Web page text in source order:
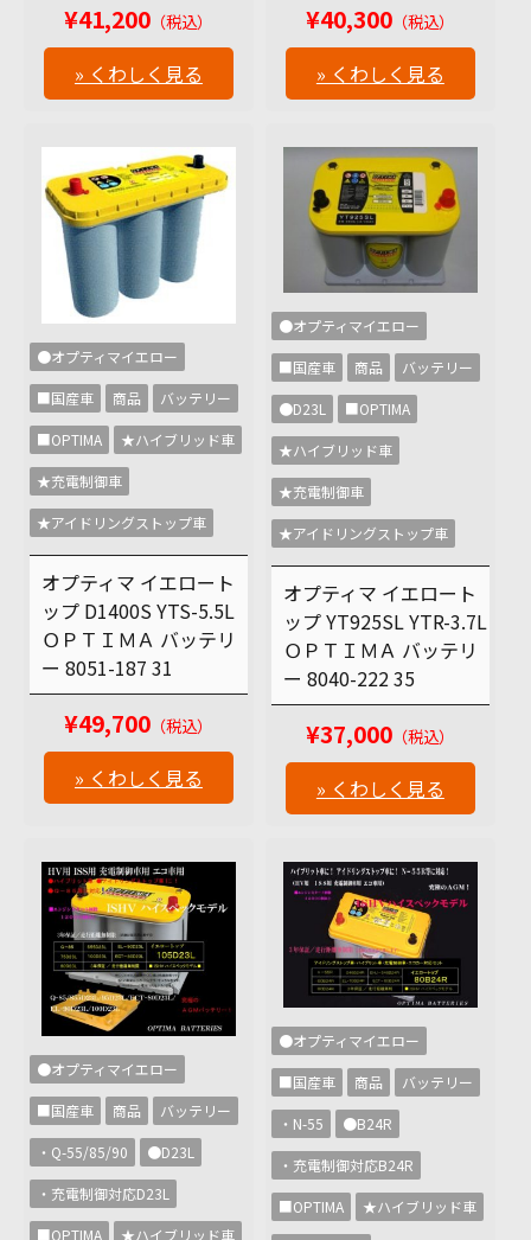
¥41,200 （税込）
» くわしく見る
¥40,300 （税込）
» くわしく見る
●オプティマイエロー
■国産車 商品 バッテリー
■OPTIMA ★ハイブリッド車
★充電制御車
★アイドリングストップ車
オプティマ イエロート
ップ D1400S YTS-5.5L
ＯＰＴＩＭＡ バッテリ
ー 8051-187 31
¥49,700 （税込）
» くわしく見る
●オプティマイエロー
■国産車 商品 バッテリー
●D23L ■OPTIMA
★ハイブリッド車
★充電制御車
★アイドリングストップ車
オプティマ イエロート
ップ YT925SL YTR-3.7L
ＯＰＴＩＭＡ バッテリ
ー 8040-222 35
¥37,000 （税込）
» くわしく見る
●オプティマイエロー
■国産車 商品 バッテリー
・Q-55/85/90 ●D23L
・充電制御対応D23L
■OPTIMA ★ハイブリッド車
●オプティマイエロー
■国産車 商品 バッテリー
・N-55 ●B24R
・充電制御対応B24R
■OPTIMA ★ハイブリッド車